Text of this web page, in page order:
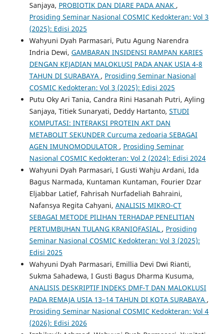
Sanjaya, PROBIOTIK DAN DIARE PADA ANAK ,
Prosiding Seminar Nasional COSMIC Kedokteran: Vol 3
(2025): Edisi 2025
Wahyuni Dyah Parmasari, Putu Agung Narendra
Indria Dewi, GAMBARAN INSIDENSI RAMPAN KARIES
DENGAN KEJADIAN MALOKLUSI PADA ANAK USIA 4-8
TAHUN DI SURABAYA , Prosiding Seminar Nasional
COSMIC Kedokteran: Vol 3 (2025): Edisi 2025
Putu Oky Ari Tania, Candra Rini Hasanah Putri, Ayling
Sanjaya, Titiek Sunaryati, Deddy Hartanto, STUDI
KOMPUTASI: INTERAKSI PROTEIN AKT DAN
METABOLIT SEKUNDER Curcuma zedoaria SEBAGAI
AGEN IMUNOMODULATOR , Prosiding Seminar
Nasional COSMIC Kedokteran: Vol 2 (2024): Edisi 2024
Wahyuni Dyah Parmasari, I Gusti Wahju Ardani, Ida
Bagus Narmada, Kuntaman Kuntaman, Fourier Dzar
Eljabbar Latief, Fahrisah Nurfadeliah Bahraini,
Nafansya Regita Cahyani, ANALISIS MIKRO-CT
SEBAGAI METODE PILIHAN TERHADAP PENELITIAN
PERTUMBUHAN TULANG KRANIOFASIAL , Prosiding
Seminar Nasional COSMIC Kedokteran: Vol 3 (2025):
Edisi 2025
Wahyuni Dyah Parmasari, Emillia Devi Dwi Rianti,
Sukma Sahadewa, I Gusti Bagus Dharma Kusuma,
ANALISIS DESKRIPTIF INDEKS DMF-T DAN MALOKLUSI
PADA REMAJA USIA 13–14 TAHUN DI KOTA SURABAYA ,
Prosiding Seminar Nasional COSMIC Kedokteran: Vol 4
(2026): Edisi 2026